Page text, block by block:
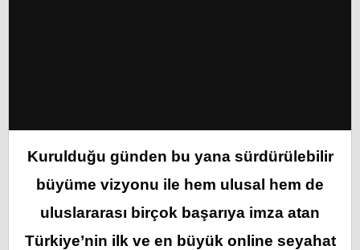
Kurulduğu günden bu yana sürdürülebilir
büyüme vizyonu ile hem ulusal hem de
uluslararası birçok başarıya imza atan
Türkiye’nin ilk ve en büyük online seyahat